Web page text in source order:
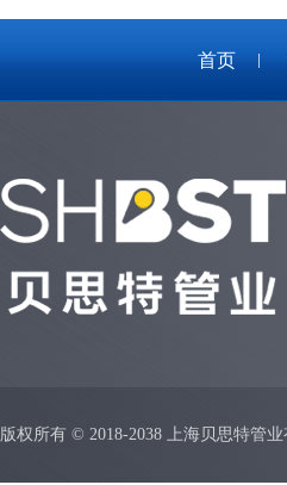
首页
版权所有 © 2018-2038 上海贝思特管